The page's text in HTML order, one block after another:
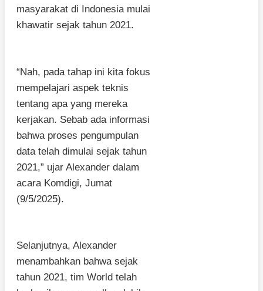
masyarakat di Indonesia mulai
khawatir sejak tahun 2021.
“Nah, pada tahap ini kita fokus
mempelajari aspek teknis
tentang apa yang mereka
kerjakan. Sebab ada informasi
bahwa proses pengumpulan
data telah dimulai sejak tahun
2021,” ujar Alexander dalam
acara Komdigi, Jumat
(9/5/2025).
Selanjutnya, Alexander
menambahkan bahwa sejak
tahun 2021, tim World telah